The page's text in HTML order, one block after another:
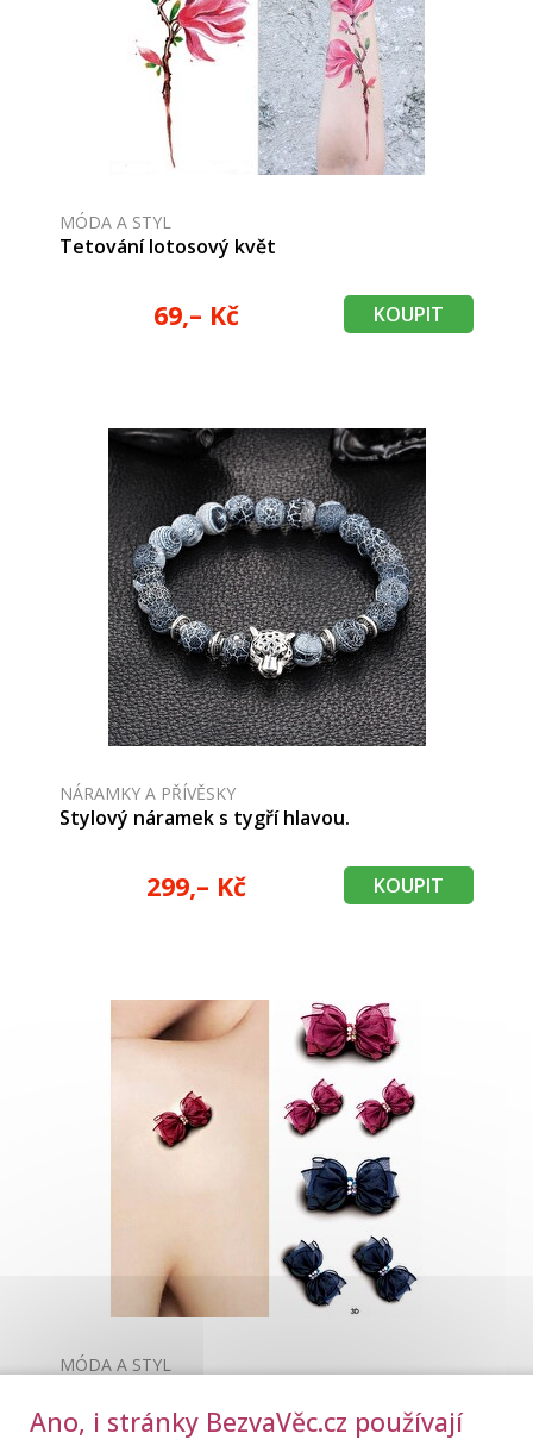
MÓDA A STYL
Tetování lotosový květ
69,– Kč KOUPIT
NÁRAMKY A PŘÍVĚSKY
Stylový náramek s tygří hlavou.
299,– Kč KOUPIT
MÓDA A STYL
Ano, i stránky BezvaVěc.cz používají